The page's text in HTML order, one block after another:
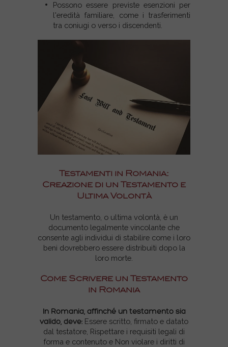
Possono essere previste esenzioni per
l'eredità familiare, come i trasferimenti
tra coniugi o verso i discendenti.
Testamenti in Romania:
Creazione di un Testamento e
Ultima Volontà
Un testamento, o ultima volontà, è un
documento legalmente vincolante che
consente agli individui di stabilire come i loro
beni dovrebbero essere distribuiti dopo la
loro morte.
Come Scrivere un Testamento
in Romania
In Romania, affinché un testamento sia
valido, deve: Essere scritto, firmato e datato
dal testatore, Rispettare i requisiti legali di
forma e contenuto e Non violare i diritti di